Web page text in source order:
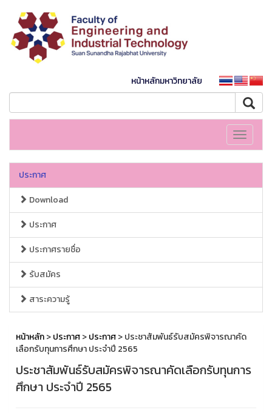
หน้าหลักมหาวิทยาลัย
Toggle
ประกาศ
Download
ประกาศ
ประกาศรายชื่อ
รับสมัคร
สาระความรู้
หน้าหลัก>ประกาศ>ประกาศ> ประชาสัมพันธ์รับสมัครพิจารณาคัด
เลือกรับทุนการศึกษา ประจำปี 2565
ประชาสัมพันธ์รับสมัครพิจารณาคัดเลือกรับทุนการ
ศึกษา ประจำปี 2565